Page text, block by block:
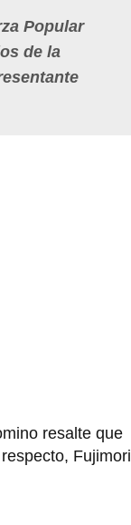
Popular
de la
resalte que
Fujimori